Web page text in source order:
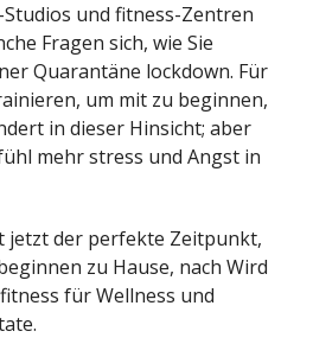
Studios und fitness-Zentren
Fragen sich, wie Sie
Quarantäne lockdown. Für
um mit zu beginnen,
in dieser Hinsicht; aber
mehr stress und Angst in
jetzt der perfekte Zeitpunkt,
zu Hause, nach Wird
für Wellness und